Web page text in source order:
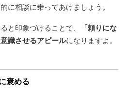
に相談に乗ってあげましょう。
と印象づけることで、
「頼りにな
識させるアピールになりますよ。
褒める